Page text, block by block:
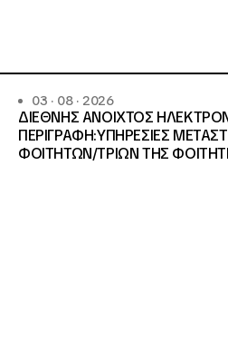
03 · 08 · 2026
ΔΙΕΘΝΗΣ ΑΝΟΙΧΤΟΣ
ΠΕΡΙΓΡΑΦΗ:ΥΠΗΡΕΣΙΕΣ
ΦΟΙΤΗΤΩΝ/ΤΡΙΩΝ ΤΗΣ